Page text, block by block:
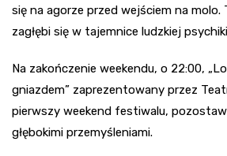
się na agorze przed wejściem na molo.
zagłębi się w tajemnice ludzkiej
Na zakończenie weekendu, o 22:00,
gniazdem” zaprezentowany przez
pierwszy weekend festiwalu,
głębokimi przemyśleniami.